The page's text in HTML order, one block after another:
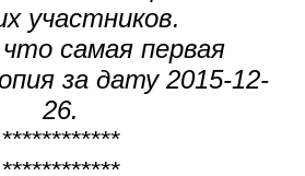
участников.
самая первая
за дату 2015-12-
26.
************